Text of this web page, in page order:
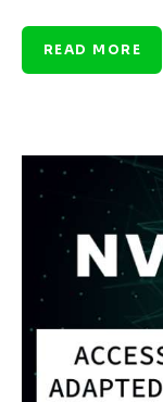
READ MORE